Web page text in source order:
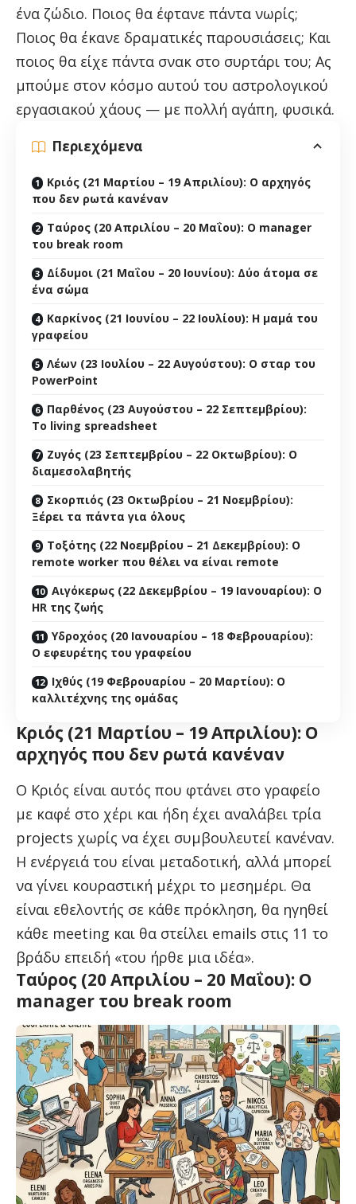
ένα ζώδιο. Ποιος θα έφτανε πάντα νωρίς;
Ποιος θα έκανε δραματικές παρουσιάσεις; Και
ποιος θα είχε πάντα σνακ στο συρτάρι του; Ας
μπούμε στον κόσμο αυτού του αστρολογικού
εργασιακού χάους — με πολλή αγάπη, φυσικά.
Περιεχόμενα
Κριός (21 Μαρτίου – 19 Απριλίου): Ο αρχηγός
που δεν ρωτά κανέναν
Ταύρος (20 Απριλίου – 20 Μαΐου): Ο manager
του break room
Δίδυμοι (21 Μαΐου – 20 Ιουνίου): Δύο άτομα σε
ένα σώμα
Καρκίνος (21 Ιουνίου – 22 Ιουλίου): Η μαμά του
γραφείου
Λέων (23 Ιουλίου – 22 Αυγούστου): Ο σταρ του
PowerPoint
Παρθένος (23 Αυγούστου – 22 Σεπτεμβρίου):
Το living spreadsheet
Ζυγός (23 Σεπτεμβρίου – 22 Οκτωβρίου): Ο
διαμεσολαβητής
Σκορπιός (23 Οκτωβρίου – 21 Νοεμβρίου):
Ξέρει τα πάντα για όλους
Τοξότης (22 Νοεμβρίου – 21 Δεκεμβρίου): Ο
remote worker που θέλει να είναι remote
Αιγόκερως (22 Δεκεμβρίου – 19 Ιανουαρίου): Ο
HR της ζωής
Υδροχόος (20 Ιανουαρίου – 18 Φεβρουαρίου):
Ο εφευρέτης του γραφείου
Ιχθύς (19 Φεβρουαρίου – 20 Μαρτίου): Ο
καλλιτέχνης της ομάδας
Κριός (21 Μαρτίου – 19 Απριλίου): Ο
αρχηγός που δεν ρωτά κανέναν
Ο Κριός είναι αυτός που φτάνει στο γραφείο
με καφέ στο χέρι και ήδη έχει αναλάβει τρία
projects χωρίς να έχει συμβουλευτεί κανέναν.
Η ενέργειά του είναι μεταδοτική, αλλά μπορεί
να γίνει κουραστική μέχρι το μεσημέρι. Θα
είναι εθελοντής σε κάθε πρόκληση, θα ηγηθεί
κάθε meeting και θα στείλει emails στις 11 το
βράδυ επειδή «του ήρθε μια ιδέα».
Ταύρος (20 Απριλίου – 20 Μαΐου): Ο
manager του break room